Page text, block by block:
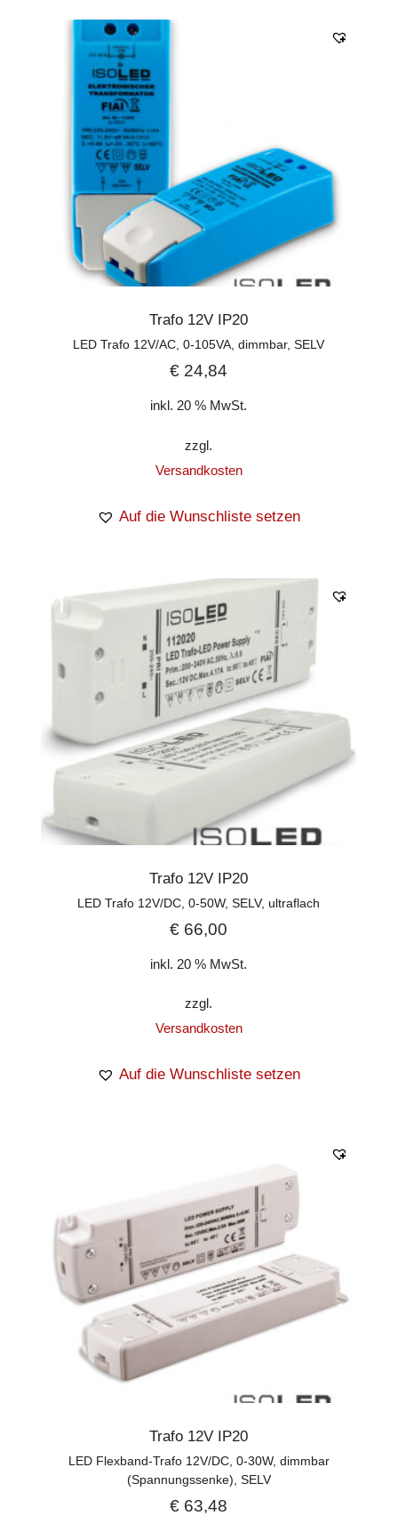
Trafo 12V IP20
LED Trafo 12V/AC, 0-105VA, dimmbar, SELV
€ 24,84
inkl. 20 % MwSt.
zzgl.
Versandkosten
Auf die Wunschliste setzen
Trafo 12V IP20
LED Trafo 12V/DC, 0-50W, SELV, ultraflach
€ 66,00
inkl. 20 % MwSt.
zzgl.
Versandkosten
Auf die Wunschliste setzen
Trafo 12V IP20
LED Flexband-Trafo 12V/DC, 0-30W, dimmbar
(Spannungssenke), SELV
€ 63,48